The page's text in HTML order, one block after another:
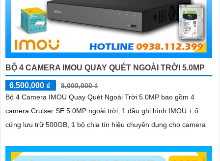
BỘ 4 CAMERA IMOU QUAY QUÉT NGOÀI TRỜI 5.0MP
6,500,000 ₫
8,000,000 ₫
Bộ 4 Camera IMOU Quay Quét Ngoài Trời 5.0MP bao gồm 4
camera Cruiser SE 5.0MP ngoài trời, 1 đầu ghi hình IMOU + ổ
cứng lưu trữ 500GB, 1 bộ chia tín hiệu chuyên dụng cho camera